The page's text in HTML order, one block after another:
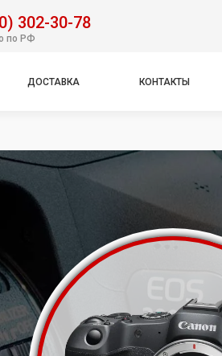
302-30-78
по РФ
ДОСТАВКА КОНТАКТЫ